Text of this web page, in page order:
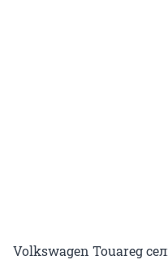
Volkswagen Touareg